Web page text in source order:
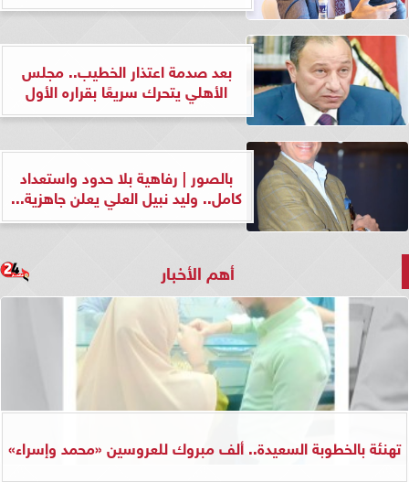
بعد صدمة اعتذار الخطيب.. مجلس
الأهلي يتحرك سريعًا بقراره الأول
بالصور | رفاهية بلا حدود واستعداد
كامل.. وليد نبيل العلي يعلن جاهزية...
أهم الأخبار
تهنئة بالخطوبة السعيدة.. ألف مبروك للعروسين «محمد وإسراء»